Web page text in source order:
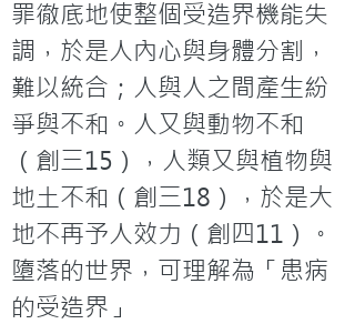
罪徹底地使整個受造界機能失
調，於是人內心與身體分割，
難以統合；人與人之間產生紛
爭與不和。人又與動物不和
（創三15），人類又與植物與
地土不和（創三18），於是大
地不再予人效力（創四11）。
墮落的世界，可理解為「患病
的受造界」